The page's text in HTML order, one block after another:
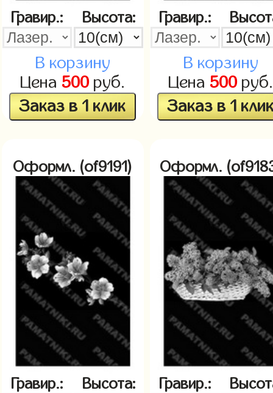
Гравир.: Высота:
В корзину
Цена 500руб.
Заказ в 1 клик
Гравир.:
В корзину
Цена 500руб.
Заказ в 1
Оформл. (of9191)
Гравир.: Высота:
Оформл.
Гравир.: